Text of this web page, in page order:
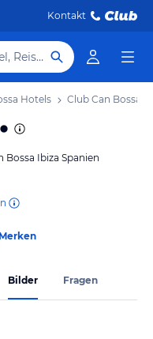
Kontakt
Hotel, Reiseziel
Hotels Club Can Bossa
Bossa Ibiza Spanien
Merken
Bilder Fragen